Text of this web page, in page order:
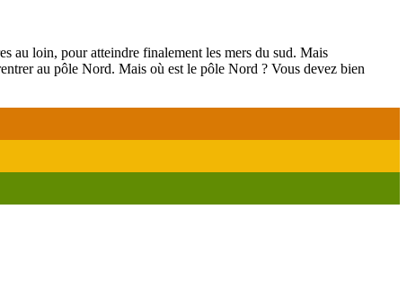
au loin, pour atteindre finalement les mers du sud. Mais
au pôle Nord. Mais où est le pôle Nord ? Vous devez bien